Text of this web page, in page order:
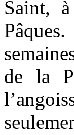
Saint,
de la